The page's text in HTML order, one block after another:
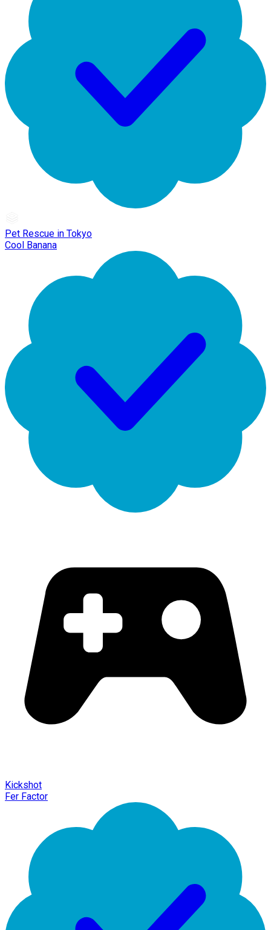
Pet Rescue in Tokyo
Cool Banana
Kickshot
Fer Factor